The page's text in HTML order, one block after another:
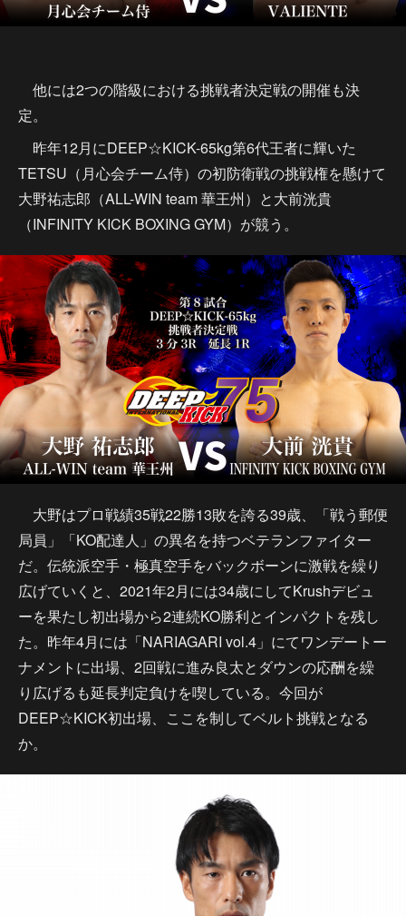
他には2つの階級における挑戦者決定戦の開催も決
定。
昨年12月にDEEP☆KICK-65kg第6代王者に輝いた
TETSU（月心会チーム侍）の初防衛戦の挑戦権を懸けて
大野祐志郎（ALL-WIN team 華王州）と大前洸貴
（INFINITY KICK BOXING GYM）が競う。
大野はプロ戦績35戦22勝13敗を誇る39歳、「戦う郵便
局員」「KO配達人」の異名を持つベテランファイター
だ。伝統派空手・極真空手をバックボーンに激戦を繰り
広げていくと、2021年2月には34歳にしてKrushデビュ
ーを果たし初出場から2連続KO勝利とインパクトを残し
た。昨年4月には「NARIAGARI vol.4」にてワンデートー
ナメントに出場、2回戦に進み良太とダウンの応酬を繰
り広げるも延長判定負けを喫している。今回が
DEEP☆KICK初出場、ここを制してベルト挑戦となる
か。